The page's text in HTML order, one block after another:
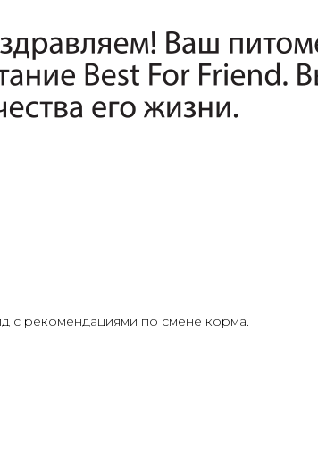
с рекомендациями по смене корма.